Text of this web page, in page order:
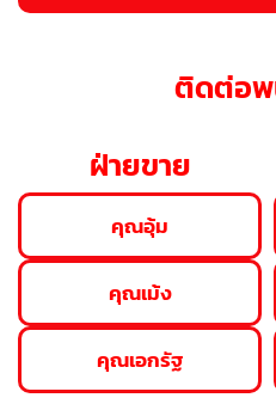
ติดต่อ
ฝ่ายขาย
คุณอุ้ม
คุณเม้ง
คุณเอกรัฐ